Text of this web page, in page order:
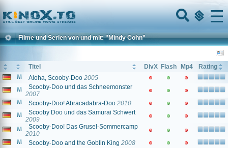
Home
Menu
Filme und Serien von und mit: "Mindy Cohn"
Titel DivX Flash Mp4
Rating
Aloha, Scooby-Doo 2005
Scooby-Doo und das Schneemonster
2007
Scooby-Doo! Abracadabra-Doo 2010
Scooby Doo und das Samurai Schwert
2009
Scooby-Doo! Das Grusel-Sommercamp
2010
Scooby-Doo and the Goblin King 2008